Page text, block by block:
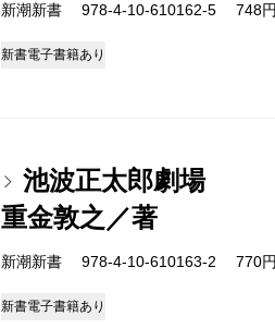
新潮新書 978-4-10-610162-5 748
新書電子書籍あり
池波正太郎劇場
重金敦之／著
新潮新書 978-4-10-610163-2 770
新書電子書籍あり